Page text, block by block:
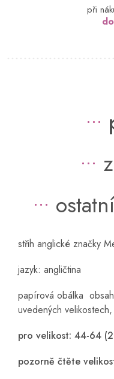
při
střih anglické značky
jazyk: angličtina
papírová obálka
uvedených velikostech,
pro velikost: 44-64
pozorně čtěte